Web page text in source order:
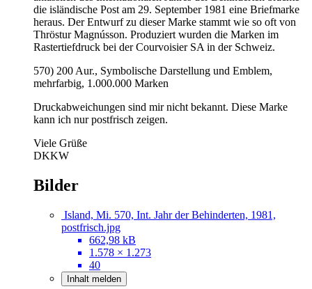
die isländische Post am 29. September 1981 eine Briefmarke
heraus. Der Entwurf zu dieser Marke stammt wie so oft von
Thröstur Magnússon. Produziert wurden die Marken im
Rastertiefdruck bei der Courvoisier SA in der Schweiz.
570) 200 Aur., Symbolische Darstellung und Emblem,
mehrfarbig, 1.000.000 Marken
Druckabweichungen sind mir nicht bekannt. Diese Marke
kann ich nur postfrisch zeigen.
Viele Grüße
DKKW
Bilder
Island, Mi. 570, Int. Jahr der Behinderten, 1981,
postfrisch.jpg
662,98 kB
1.578 × 1.273
40
Inhalt melden